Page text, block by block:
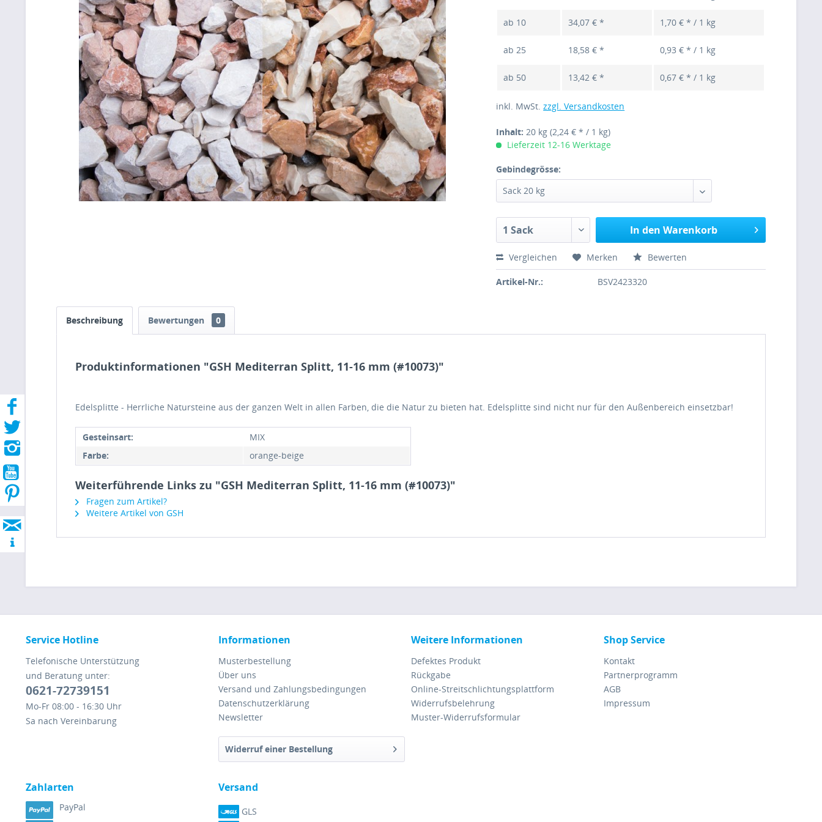
ab 10 34,07 € * 1,70 € * / 1 kg
ab25 18,58 € * 0,93 € * / 1 kg
ab 50 13,42 € * 0,67 € * / 1 kg
inkl. MwSt.zzgl. Versandkosten
Inhalt: 20 kg(2,24 € * / 1 kg)
Lieferzeit 12-16 Werktage
Gebindegrösse:
In den Warenkorb
Vergleichen Merken Bewerten
Artikel-Nr.: BSV2423320
Beschreibung Bewertungen 0
Produktinformationen "GSH Mediterran Splitt, 11-16 mm (#10073)"
Edelsplitte - Herrliche Natursteine aus der ganzen Welt in allen Farben, die die Natur zu bieten hat. Edelsplitte sind nicht nur für den Außenbereich einsetzbar!
Gesteinsart:
MIX
Farbe:
orange-beige
Weiterführende Links zu "GSH Mediterran Splitt, 11-16 mm (#10073)"
Fragen zum Artikel?
Weitere Artikel von GSH
Service Hotline
Telefonische Unterstützung
und Beratung unter:
0621-72739151
Mo-Fr 08:00 - 16:30 Uhr
Sa nach Vereinbarung
Informationen
Musterbestellung
Über uns
Versand und Zahlungsbedingungen
Datenschutzerklärung
Newsletter
Widerruf einer Bestellung
Weitere Informationen
Defektes Produkt
Rückgabe
Online-Streitschlichtungsplattform
Widerrufsbelehrung
Muster-Widerrufsformular
Shop Service
Kontakt
Partnerprogramm
AGB
Impressum
Zahlarten
PayPal
Versand
GLS